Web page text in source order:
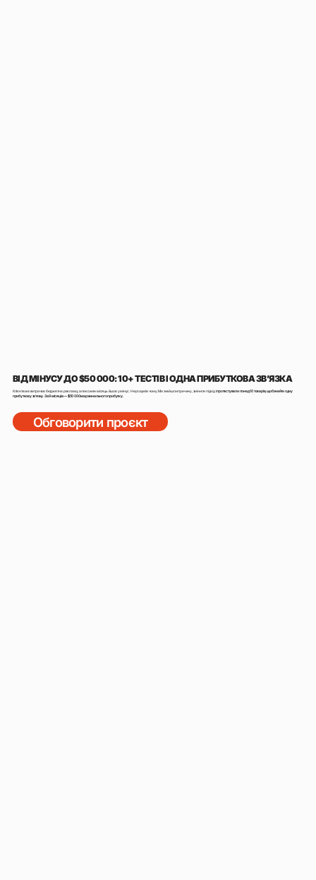
ВІД МІНУСУ ДО $50 000: 10+ ТЕСТІВ І ОДНА ПРИБУТКОВА ЗВ’ЯЗКА
Клієнт вже витрачав бюджет на рекламу, але кожен місяць йшов у мінус. Не розумів чому. Ми знайшли причину, змінили підхід іпротестували понад 10 товарів, щоб знайти одну
прибуткову зв’язку. За 9 місяців — $50 000 маржинального прибутку.
Обговорити проєкт